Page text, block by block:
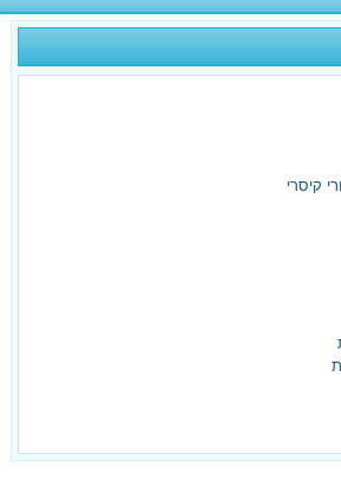
קיסרי
ילדת בקיסרי
את רוצה אחרת?
הבאה,
למקום הנכון!
לאתר וקבלי את